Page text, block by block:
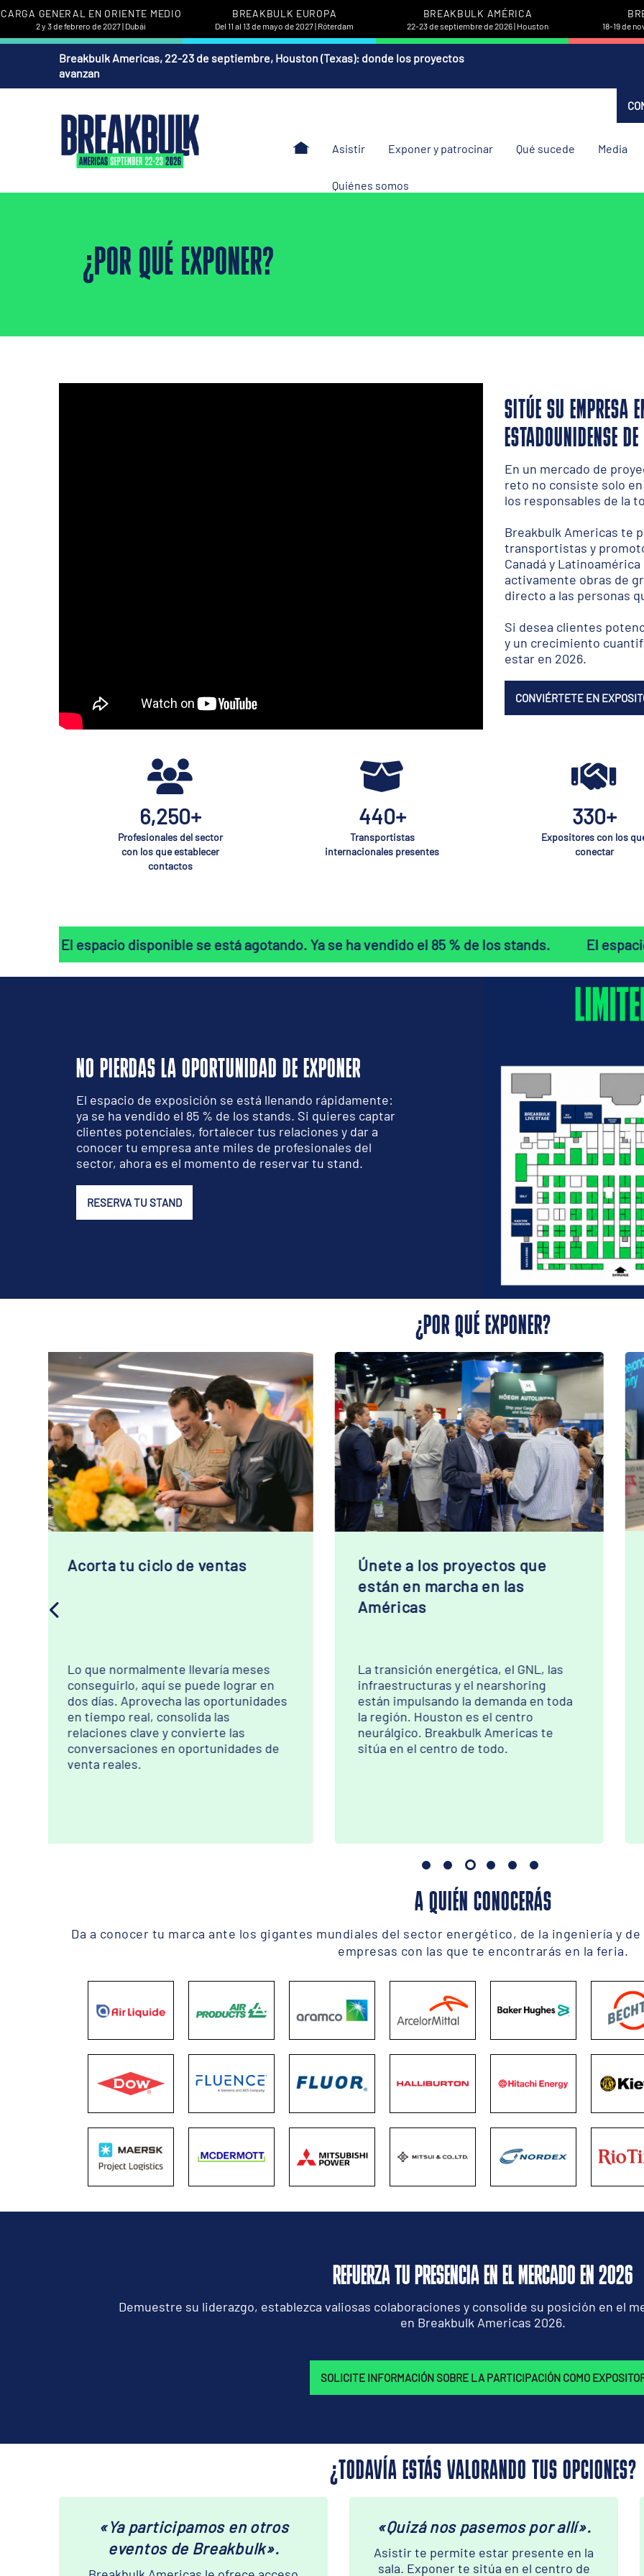
CARGA GENERAL EN ORIENTE MEDIO
2 y 3 de febrero de 2027 | Dubái
BREAKBULK EUROPA
Del 11 al 13 de mayo de 2027 | Róterdam
BREAKBULK AMÉRICA
22-23 de septiembre de 2026 | Houston 18-19 de
Breakbulk Americas, 22-23 de septiembre, Houston (Texas): donde los proyectos
avanzan
Asistir Exponer y patrocinar Qué sucede Media
Quiénes somos
¿POR QUÉ EXPONER?
SITÚE SU EMPRESA
ESTADOUNIDENSE
En un mercado de
reto no consiste solo
los responsables de la
Breakbulk Americas te
transportistas y
Canadá y
activamente obras de
directo a las personas
Si desea clientes
y un crecimiento
estar en 2026.
CONVIÉRTETE EN
6,250+
Profesionales del sector
con los que establecer
contactos
440+
Transportistas
internacionales presentes
330+
Expositores con los
conectar
disponible se está agotando. Ya se ha vendido el 85 % de los stands. El espacio disponible se
NO PIERDAS LA OPORTUNIDAD DE EXPONER
El espacio de exposición se está llenando rápidamente:
ya se ha vendido el 85 % de los stands. Si quieres captar
clientes potenciales, fortalecer tus relaciones y dar a
conocer tu empresa ante miles de profesionales del
sector, ahora es el momento de reservar tu stand.
RESERVA TU STAND
¿POR QUÉ EXPONER?
Únete a los proyectos que
La transición energética, el GNL, las
infraestructuras y el nearshoring
están impulsando la demanda en toda
la región. Houston es el centro
neurálgico. Breakbulk Americas te
sitúa en el centro de todo.
Dirígete a un público
comercial específico
No se trata de una feria de logística
general. Todos los asistentes están
relacionados con la carga de proyectos
y la carga fraccionada. Cada
conversación tiene un objetivo
concreto.
A QUIÉN CONOCERÁS
Da a conocer tu marca ante los gigantes mundiales del sector energético, de la ingeniería y
empresas con las que te encontrarás en la feria.
REFUERZA TU PRESENCIA EN EL MERCADO EN 2026
Demuestre su liderazgo, establezca valiosas colaboraciones y consolide su posición en el
en Breakbulk Americas 2026.
SOLICITE INFORMACIÓN SOBRE LA PARTICIPACIÓN COMO
¿TODAVÍA ESTÁS VALORANDO TUS OPCIONES?
«Ya participamos en otros
eventos de Breakbulk».
«Quizá nos pasemos por allí».
Asistir te permite estar presente en la
sala. Exponer te sitúa en el centro de